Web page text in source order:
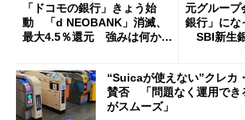
「ドコモの銀行」きょう始
動 「d NEOBANK」消滅、
最大4.5％還元 強みは何か解
元グループ
銀行」にな
SBI新生
開催
“Suicaが使えない”クレカ
賛否 「問題なく運用でき
がスムーズ」